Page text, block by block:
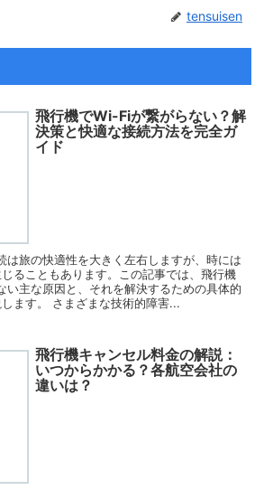
tensuisen
飛行機でWi-Fiが繋がらない？解
決策と快適な接続方法を完全ガ
イド
は旅の快適性を大きく左右しますが、時には
ることもあります。この記事では、飛行機
い主な原因と、それを解決するための具体的
ます。 さまざまな技術的障害...
飛行機キャンセル料金の解説：
いつからかかる？各航空会社の
違いは？